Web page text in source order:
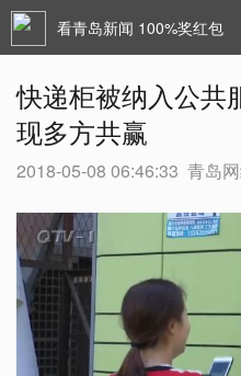
看青岛新闻 100%奖红包
快递柜被纳入公共
现多方共赢
2018-05-08 06:46:33 青岛